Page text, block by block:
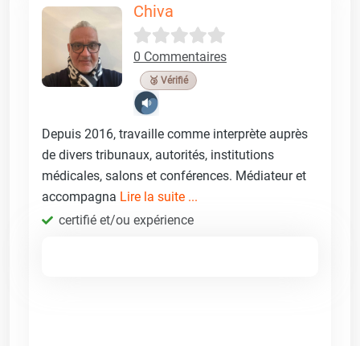
Chiva
0 Commentaires
🥉 Vérifié
Depuis 2016, travaille comme interprète auprès
de divers tribunaux, autorités, institutions
médicales, salons et conférences. Médiateur et
accompagna Lire la suite ...
certifié et/ou expérience